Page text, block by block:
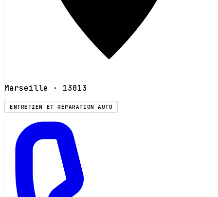
Marseille · 13013
ENTRETIEN ET RÉPARATION AUTO